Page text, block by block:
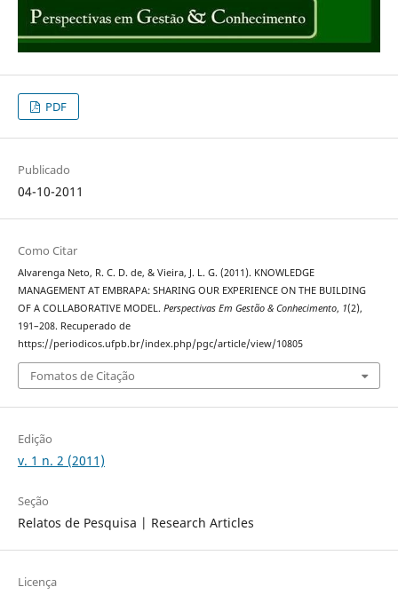
PDF
Publicado
04-10-2011
Como Citar
Alvarenga Neto, R. C. D. de, & Vieira, J. L. G. (2011). KNOWLEDGE
MANAGEMENT AT EMBRAPA: SHARING OUR EXPERIENCE ON THE BUILDING
OF A COLLABORATIVE MODEL. Perspectivas Em Gestão & Conhecimento, 1(2),
191–208. Recuperado de
https://periodicos.ufpb.br/index.php/pgc/article/view/10805
Fomatos de Citação
Edição
v. 1 n. 2 (2011)
Seção
Relatos de Pesquisa | Research Articles
Licença